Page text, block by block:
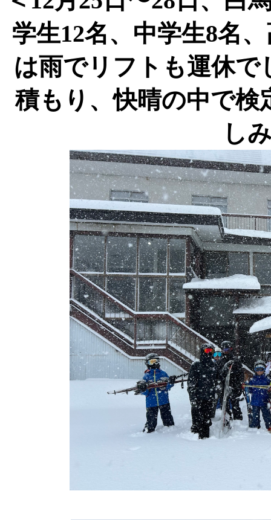
学生12名、中学生8名
は雨でリフトも運休
積もり、快晴の中で検
し